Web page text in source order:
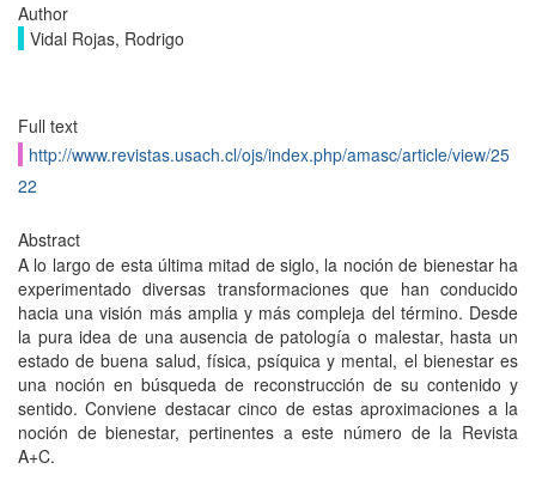
Author
Vidal Rojas, Rodrigo
Full text
http://www.revistas.usach.cl/ojs/index.php/amasc/article/view/25
22
Abstract
A lo largo de esta última mitad de siglo, la noción de bienestar ha
experimentado diversas transformaciones que han conducido
hacia una visión más amplia y más compleja del término. Desde
la pura idea de una ausencia de patología o malestar, hasta un
estado de buena salud, física, psíquica y mental, el bienestar es
una noción en búsqueda de reconstrucción de su contenido y
sentido. Conviene destacar cinco de estas aproximaciones a la
noción de bienestar, pertinentes a este número de la Revista
A+C.